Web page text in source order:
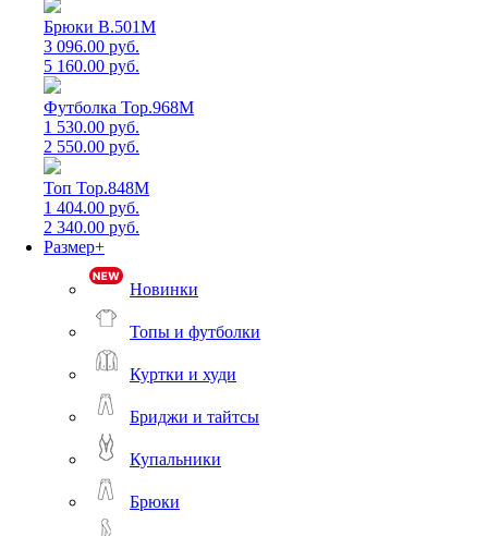
Брюки B.501M
3 096.00 руб.
5 160.00 руб.
Футболка Top.968M
1 530.00 руб.
2 550.00 руб.
Топ Top.848M
1 404.00 руб.
2 340.00 руб.
Размер+
Новинки
Топы и футболки
Куртки и худи
Бриджи и тайтсы
Купальники
Брюки